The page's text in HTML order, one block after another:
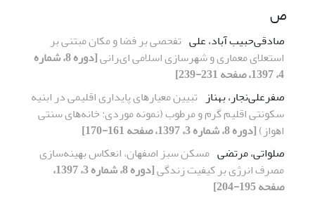
ص
صادقی‌حبیب آباد، علی ﺗﻔﺤﺼﯽ ﺑﺮ ﻓﻀﺎ و ﻣﮑﺎن ﻣﺒﺘﻨﯽ ﺑﺮ
اﺳﺘﻌﻼی ﻣﻌﻤﺎری و ﺷﻬﺮﺳﺎزی اﺳﻼﻣﯽ ایﺮاﻧﯽ
[دوره 8، شماره
4، 1397، صفحه 231-239]
صفرعلی‌نجار، بهناز ﺗﺒﯿﯿﻦ ﻣﻌﯿﺎرﻫﺎی پایداری اﻗﻠﯿﻤﯽ در اﺑﻨﯿﻪ
ﺳﮑﻮﻧﺘﯽ اﻗﻠﯿﻢ ﮔﺮم و ﻣﺮﻃﻮب (ﻧﻤﻮﻧﻪ ﻣﻮردی: ﺧﺎﻧﻪﻫﺎی ﺳﻨﺘﯽ
اﻫﻮاز)[دوره 8، شماره 3، 1397، صفحه 161-170]
صلواتی، مرتضی ﻣﺴﮑﻦ ﺳﺒﺰ اﺻﻔﻬﺎن، اﻧﻌﮑﺎس ﺑﻬﯿﻨﻪﺳﺎزی
ﻣﺼﺮف اﻧﺮژی ﺑﺮ ﮐﯿﻔﯿﺖ زﻧﺪﮔﯽ
[دوره 8، شماره 3، 1397،
صفحه 195-204]